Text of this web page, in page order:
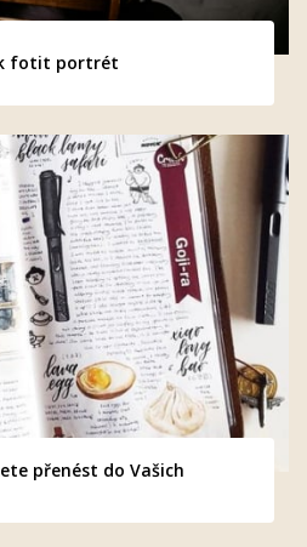
fotit portrét
přenést do Vašich